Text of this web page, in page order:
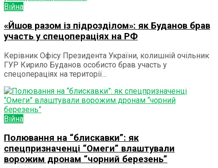
Війна
«Йшов разом із підрозділом»: як Буданов брав
участь у спецопераціях на РФ
Керівник Офісу Президента України, колишній очільник
ГУР Кирило Буданов особисто брав участь у
спецопераціях на території...
Війна
Полювання на “блискавки”: як
спецпризначенці “Омеги” влаштували
ворожим дронам “чорний березень”